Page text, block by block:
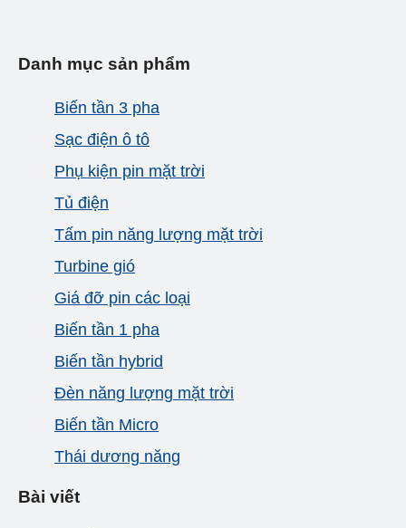
Danh mục sản phẩm
Biến tần 3 pha
Sạc điện ô tô
Phụ kiện pin mặt trời
Tủ điện
Tấm pin năng lượng mặt trời
Turbine gió
Giá đỡ pin các loại
Biến tần 1 pha
Biến tần hybrid
Đèn năng lượng mặt trời
Biến tần Micro
Thái dương năng
Bài viết